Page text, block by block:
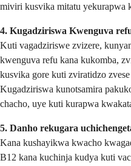
miviri kusvika mitatu yekurapwa
4. Kugadziriswa Kwenguva
Kuti vagadziriswe zvizere,
kwenguva refu kana kukomba,
kusvika gore kuti zviratidzo
Kugadziriswa kunotsamira
chacho, uye kuti kurapwa
5. Danho rekugara
Kana kushayikwa kwacho
B12 kana kuchinja kudya kuti